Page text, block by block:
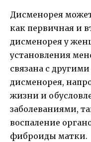
Дисменорея
как первичная и
дисменорея у
установления
связана с
дисменорея,
жизни и
заболеваниями,
воспаление
фиброиды матки.